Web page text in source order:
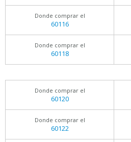
Donde comprar el
60116
Donde comprar el
60118
Donde comprar el
60120
Donde comprar el
60122